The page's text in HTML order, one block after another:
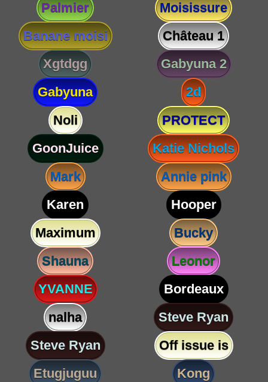
Palmier
Moisissure
Banane moisi
Château 1
Xgtdgg
Gabyuna 2
Gabyuna
2d
Noli
PROTECT
GoonJuice
Katie Nichols
Mark
Annie pink
Karen
Hooper
Maximum
Bucky
Shauna
Leonor
YVANNE
Bordeaux
nalha
Steve Ryan
Steve Ryan
Off issue is
Etugjuguu
Kong